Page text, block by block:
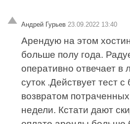
Андрей Гурьев 23.09.2022 13:40
Арендую на этом
больше полу года.
оперативно отвечает в
суток .Действует тест
возвратом
недели. Кстати дают